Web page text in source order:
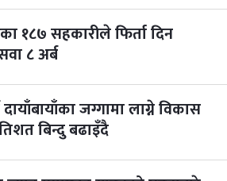
१८७ सहकारीले फिर्ता दिन
८ अर्ब
दायाँबायाँका जग्गामा लाग्ने विकास
बिन्दु बढाइँदै